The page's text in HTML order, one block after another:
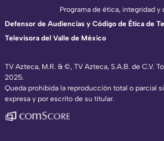
TV Azteca, M.R. & ©, TV Azteca, S.A.B. de C.V.
2025.
Queda prohibida la reproducción total o parcial
expresa y por escrito de su titular.
Programa de ética, integridad
Defensor de Audiencias y Código de Ética de
Televisora del Valle de México